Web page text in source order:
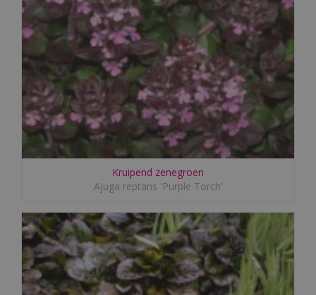
Kruipend zenegroen
Ajuga reptans 'Purple Torch'